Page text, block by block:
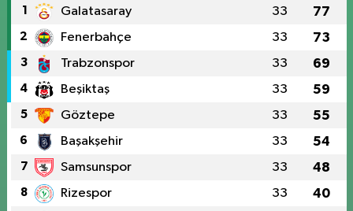
1 Galatasaray 33 77
2 Fenerbahçe 33 73
3 Trabzonspor 33 69
4 Beşiktaş 33 59
5 Göztepe 33 55
6 Başakşehir 33 54
7 Samsunspor 33 48
8 Rizespor 33 40